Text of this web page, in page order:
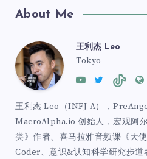
About Me
王利杰 Leo
Tokyo
王利杰 Leo（INFJ-A），
MacroAlpha.io 创始人，宏观阿
类》作者、喜马拉雅音频课《天
Coder、意识&认知科学研究步道